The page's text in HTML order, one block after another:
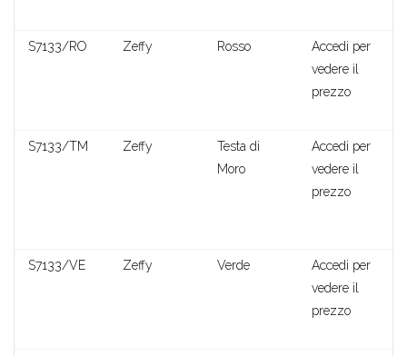
S7133/RO Zeffy Rosso
Accedi per
vedere il
prezzo
S7133/TM Zeffy
Testa di
Moro
Accedi per
vedere il
prezzo
S7133/VE Zeffy Verde
Accedi per
vedere il
prezzo